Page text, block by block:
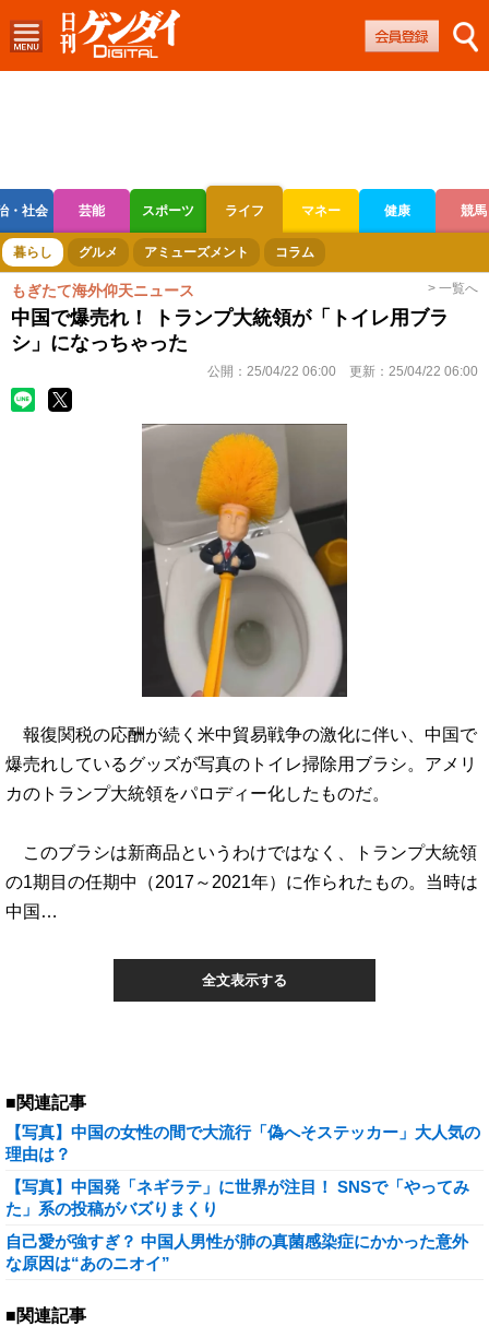
・社会 芸能 スポーツ ライフ マネー 健康 競馬
ボートレース 競輪 オートレース
暮らし グルメ アミューズメント コラム
もぎたて海外仰天ニュース > 一覧へ
中国で爆売れ！ トランプ大統領が「トイレ用ブラ
シ」になっちゃった
公開： 25/04/22 06:00 更新： 25/04/22 06:00
報復関税の応酬が続く米中貿易戦争の激化に伴い、中国で
爆売れしているグッズが写真のトイレ掃除用ブラシ。アメリ
カのトランプ大統領をパロディー化したものだ。
このブラシは新商品というわけではなく、トランプ大統領
の1期目の任期中（2017～2021年）に作られたもの。当時は
中国…
全文表示する
■関連記事
【写真】中国の女性の間で大流行「偽へそステッカー」大人気の
理由は？
【写真】中国発「ネギラテ」に世界が注目！ SNSで「やってみ
た」系の投稿がバズりまくり
自己愛が強すぎ？ 中国人男性が肺の真菌感染症にかかった意外
な原因は“あのニオイ”
■関連記事